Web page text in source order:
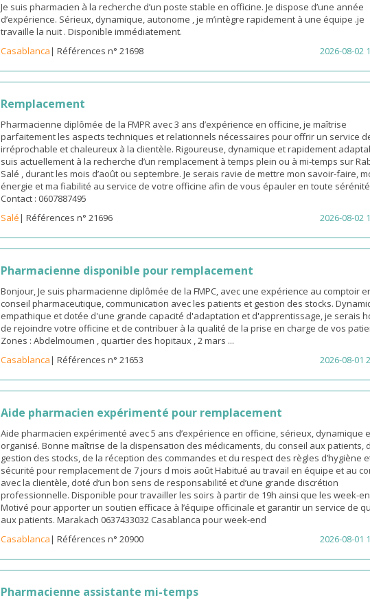
Je suis pharmacien à la recherche d’un poste stable en officine. Je dispose d’une année
d’expérience. Sérieux, dynamique, autonome , je m’intègre rapidement à une équipe .je
travaille la nuit . Disponible immédiatement.
Casablanca| Références n° 21698 2026-08-02
Remplacement
Pharmacienne diplômée de la FMPR avec 3 ans d’expérience en officine, je maîtrise
parfaitement les aspects techniques et relationnels nécessaires pour offrir un service
irréprochable et chaleureux à la clientèle. Rigoureuse, dynamique et rapidement
suis actuellement à la recherche d’un remplacement à temps plein ou à mi-temps sur
Salé , durant les mois d’août ou septembre. Je serais ravie de mettre mon savoir-faire,
énergie et ma fiabilité au service de votre officine afin de vous épauler en toute
Contact : 0607887495
Salé| Références n° 21696 2026-08-02
Pharmacienne disponible pour remplacement
Bonjour, Je suis pharmacienne diplômée de la FMPC, avec une expérience au comptoir
conseil pharmaceutique, communication avec les patients et gestion des stocks.
empathique et dotée d'une grande capacité d'adaptation et d'apprentissage, je serais
de rejoindre votre officine et de contribuer à la qualité de la prise en charge de vos
Zones : Abdelmoumen , quartier des hopitaux , 2 mars ...
Casablanca| Références n° 21653 2026-08-01
Aide pharmacien expérimenté pour remplacement
Aide pharmacien expérimenté avec 5 ans d’expérience en officine, sérieux, dynamique
organisé. Bonne maîtrise de la dispensation des médicaments, du conseil aux patients,
gestion des stocks, de la réception des commandes et du respect des règles d’hygiène
sécurité pour remplacement de 7 jours d mois août Habitué au travail en équipe et au
avec la clientèle, doté d’un bon sens de responsabilité et d’une grande discrétion
professionnelle. Disponible pour travailler les soirs à partir de 19h ainsi que les week-
Motivé pour apporter un soutien efficace à l’équipe officinale et garantir un service de
aux patients. Marakach 0637433032 Casablanca pour week-end
Casablanca| Références n° 20900 2026-08-01
Pharmacienne assistante mi-temps